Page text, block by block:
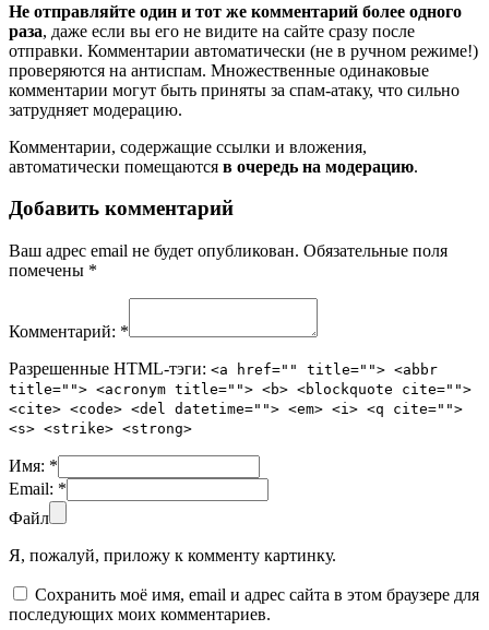
Не отправляйте один и тот же комментарий более одного
раза, даже если вы его не видите на сайте сразу после
отправки. Комментарии автоматически (не в ручном режиме!)
проверяются на антиспам. Множественные одинаковые
комментарии могут быть приняты за спам-атаку, что сильно
затрудняет модерацию.
Комментарии, содержащие ссылки и вложения,
автоматически помещаются в очередь на модерацию.
Добавить комментарий
Ваш адрес email не будет опубликован. Обязательные поля
помечены *
Комментарий: *
Разрешенные HTML-тэги: <a href="" title=""> <abbr
title=""> <acronym title=""> <b> <blockquote cite="">
<cite> <code> <del datetime=""> <em> <i> <q cite="">
<s> <strike> <strong>
Имя: *
Email: *
Файл
Я, пожалуй, приложу к комменту картинку.
Сохранить моё имя, email и адрес сайта в этом браузере для
последующих моих комментариев.